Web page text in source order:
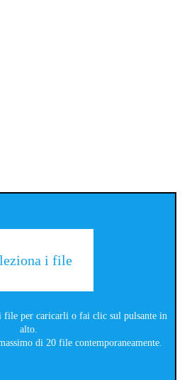
i file
file per caricarli o fai clic sul pulsante in
alto.
di 20 file contemporaneamente.